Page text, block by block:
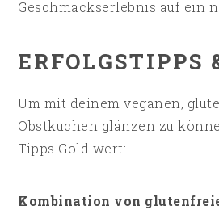
Geschmackserlebnis auf ein
ERFOLGSTIPPS
Um mit deinem veganen,
Obstkuchen glänzen zu
Tipps Gold wert:
Kombination von